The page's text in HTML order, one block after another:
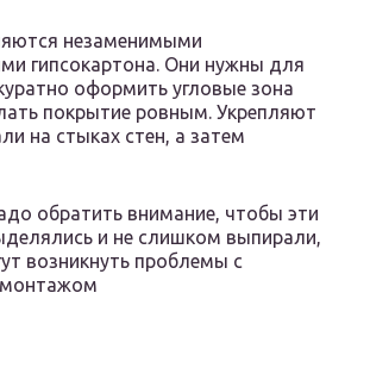
незаменимыми
гипсокартона. Они нужны для
оформить угловые зона
покрытие ровным. Укрепляют
на стыках стен, а затем
обратить внимание, чтобы эти
и не слишком выпирали,
возникнуть проблемы с